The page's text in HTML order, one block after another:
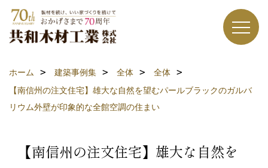
ホーム 建築事例集 全体
全体
【南信州の注文住宅】雄大な自然を望むパールブラックのガルバ
リウム外壁が印象的な全館空調の住まい
【南信州の注文住宅】雄大な自然を